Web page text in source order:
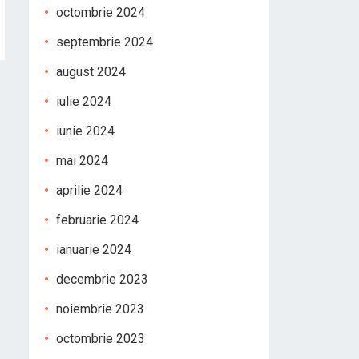
octombrie 2024
septembrie 2024
august 2024
iulie 2024
iunie 2024
mai 2024
aprilie 2024
februarie 2024
ianuarie 2024
decembrie 2023
noiembrie 2023
octombrie 2023